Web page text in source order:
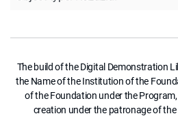
The build of the Digital Demonstration
the Name of the Institution of the
of the Foundation under the
creation under the patronage of